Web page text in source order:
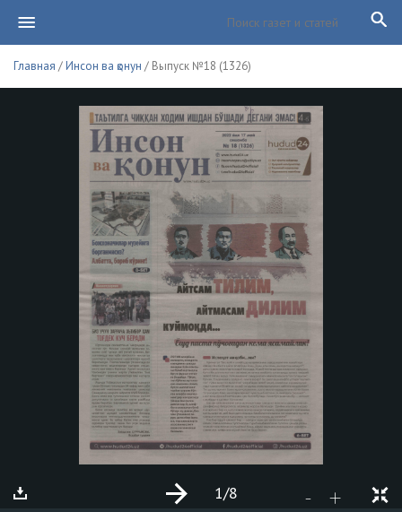
Главная /Инсон ва қонун / Выпуск №18 (1326)
- +
1/8